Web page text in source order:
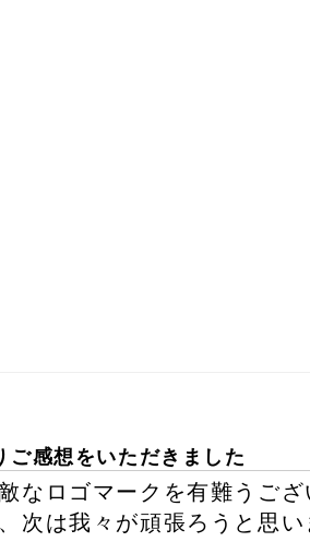
ご感想をいただきました
なロゴマークを有難うご
次は我々が頑張ろうと思